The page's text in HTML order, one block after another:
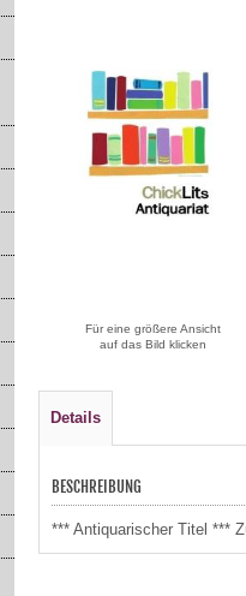
Für eine größere Ansicht
auf das Bild klicken
Details
BESCHREIBUNG
*** Antiquarischer Titel ***